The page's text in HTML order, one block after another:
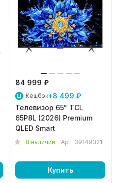
84 999 ₽
Кешбэк+8 499 ₽
Телевизор 65" TCL
65P8L (2026) Premium
QLED Smart
В наличии Арт. 39149321
Купить